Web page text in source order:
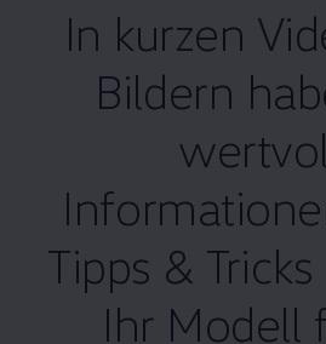
In kurzen
Bildern
Tipps &
Ihr Modell